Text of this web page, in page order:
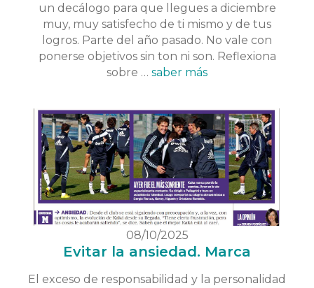
un decálogo para que llegues a diciembre
muy, muy satisfecho de ti mismo y de tus
logros. Parte del año pasado. No vale con
ponerse objetivos sin ton ni son. Reflexiona
sobre … saber más
08/10/2025
Evitar la ansiedad. Marca
El exceso de responsabilidad y la personalidad